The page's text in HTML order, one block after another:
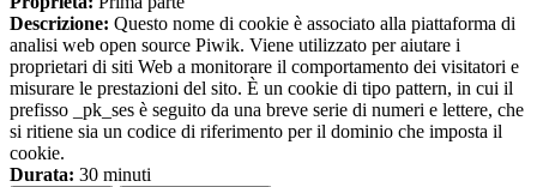
Descrizione: Questo nome di cookie è associato alla piattaforma di
analisi web open source Piwik. Viene utilizzato per aiutare i
proprietari di siti Web a monitorare il comportamento dei visitatori e
misurare le prestazioni del sito. È un cookie di tipo pattern, in cui il
prefisso _pk_ses è seguito da una breve serie di numeri e lettere, che
si ritiene sia un codice di riferimento per il dominio che imposta il
cookie.
Durata: 30 minuti